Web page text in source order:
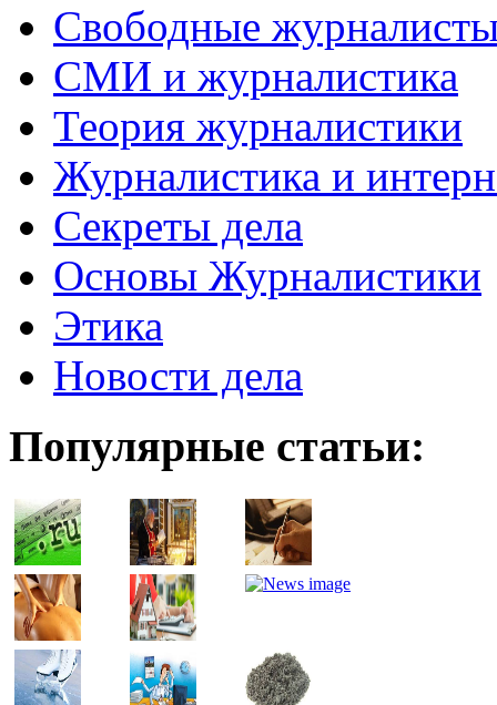
Свободные
СМИ и журналистика
Теория журналистики
Журналистика и
Секреты дела
Основы Журналистики
Этика
Новости дела
Популярные статьи: